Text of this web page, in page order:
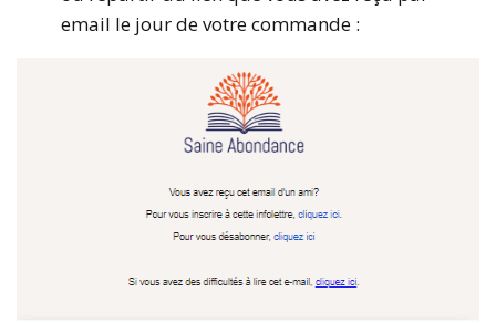
email le jour de votre commande :